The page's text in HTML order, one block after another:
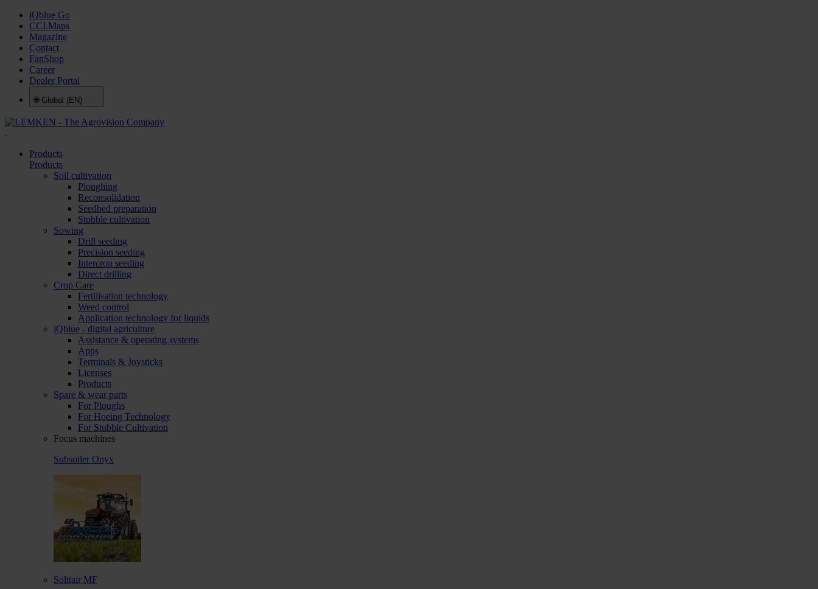
iQblue Go
CCI.Maps
Magazine
Contact
FanShop
Career
Dealer Portal
🌐 Global (EN)
.
Products
Products
Soil cultivation
Ploughing
Reconsolidation
Seedbed preparation
Stubble cultivation
Sowing
Drill seeding
Precision seeding
Intercrop seeding
Direct drilling
Crop Care
Fertilisation technology
Weed control
Application technology for liquids
iQblue - digital agriculture
Assistance & operating systems
Apps
Terminals & Joysticks
Licenses
Products
Spare & wear parts
For Ploughs
For Hoeing Technology
For Stubble Cultivation
Focus machines
Subsoiler Onyx
Solitair MF